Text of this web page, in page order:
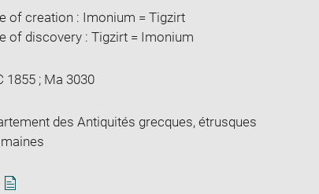
of creation : Imonium = Tigzirt
of discovery : Tigzirt = Imonium
1855 ; Ma 3030
des Antiquités grecques, étrusques